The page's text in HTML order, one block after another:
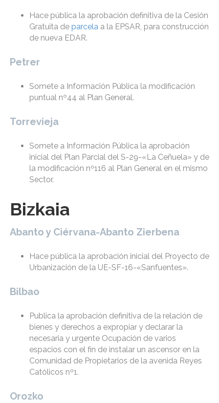
Hace pública la aprobación definitiva de la Cesión
Gratuita de parcela a la EPSAR, para construcción
de nueva EDAR.
Petrer
Somete a Información Pública la modificación
puntual nº44 al Plan General.
Torrevieja
Somete a Información Pública la aprobación
inicial del Plan Parcial del S-29-«La Ceñuela» y de
la modificación nº116 al Plan General en el mismo
Sector.
Bizkaia
Abanto y Ciérvana-Abanto Zierbena
Hace pública la aprobación inicial del Proyecto de
Urbanización de la UE-SF-16-«Sanfuentes».
Bilbao
Publica la aprobación definitiva de la relación de
bienes y derechos a expropiar y declarar la
necesaria y urgente Ocupación de varios
espacios con el fin de instalar un ascensor en la
Comunidad de Propietarios de la avenida Reyes
Católicos nº1.
Orozko